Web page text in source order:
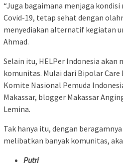
“Juga bagaimana menjaga
Covid-19, tetap sehat dengan
menyediakan alternatif kegiatan
Ahmad.
Selain itu, HELPer Indonesia akan
komunitas. Mulai dari Bipolar Care
Komite Nasional Pemuda
Makassar, blogger Makassar
Lemina.
Tak hanya itu, dengan
melibatkan banyak komunitas,
Putri